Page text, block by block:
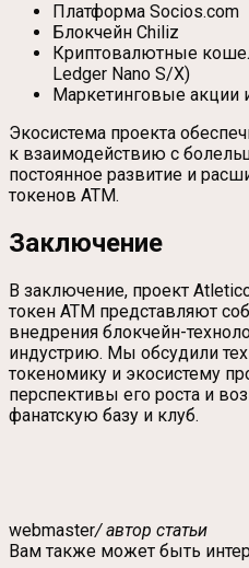
Платформа Socios.com
Блокчейн Chiliz
Криптовалютные
Ledger Nano S/X)
Маркетинговые акции
Экосистема проекта
к взаимодействию с
постоянное развитие и
токенов ATM.
Заключение
В заключение, проект
токен ATM представляют
внедрения блокчейн-
индустрию. Мы обсудили
токеномику и экосистему
перспективы его роста и
фанатскую базу и клуб.
webmaster/ автор статьи
Вам также может быть